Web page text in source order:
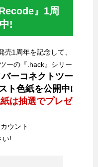
』1周
!
売1周年を記念して、
ーの『.hack』シリー
ーコネクトツー
ト色紙を公開中!
は抽選でプレゼ
ウント
い!